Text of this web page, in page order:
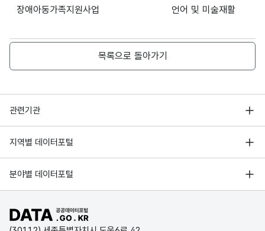
장애아동가족지원사업 언어 및 미술재활
지역사회서비스투자사업 언어 및 미술재활
장애이해및체험교실 장애이해를 위한 체험및
장애인식개선캠페인
장애인인식개선을 위한
캠페인
목록으로 돌아가기
관련기관
행정안전부
한국지능정보사회진흥원
국가정보자원관리원
지역별 데이터포털
서울 열린데이터광장
경기데이터드림
D-데이터허브
인천데이터포털
분야별 데이터포털
기상자료개방포털
국토교통부 공간정보오픈플랫폼
환경부 환경데이터포털
공공데이터포털 바로가기